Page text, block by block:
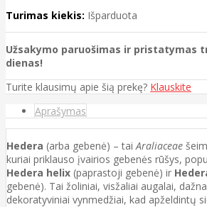
Turimas kiekis: Išparduota
Užsakymo paruošimas ir pristatymas
dienas!
Turite klausimų apie šią prekę? Klauskite
Aprašymas
Hedera (arba gebenė) – taiAraliaceae
kuriai priklauso įvairios gebenės rūšys,
Hedera helix (paprastoji gebenė) ir
gebenė). Tai žoliniai, visžaliai augalai,
dekoratyviniai vynmedžiai, kad apželdintų